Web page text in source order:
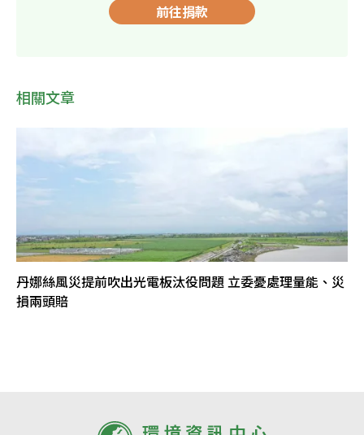
前往捐款
相關文章
丹娜絲風災提前吹出光電板汰役問題 立委憂處理量能、災
損兩頭賠